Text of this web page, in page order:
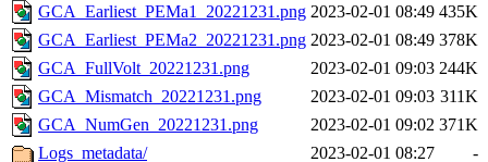
GCA_Earliest_PEMa1_20221231.png 2023-02-01 08:49 435K
GCA_Earliest_PEMa2_20221231.png 2023-02-01 08:49 378K
GCA_FullVolt_20221231.png
2023-02-01 09:03 244K
GCA_Mismatch_20221231.png
2023-02-01 09:03 311K
GCA_NumGen_20221231.png
2023-02-01 09:02 371K
Logs_metadata/
2023-02-01 08:27
-